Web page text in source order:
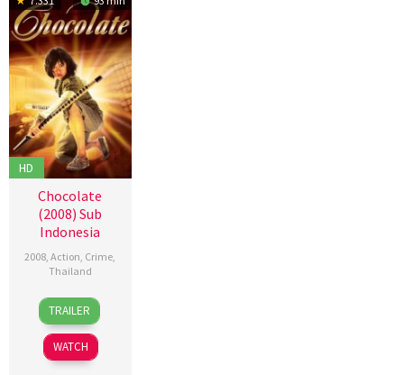
HD
Chocolate
(2008) Sub
Indonesia
2008,Action, Crime,
Thailand
7
Feb
2008
Prachya
Pinkaew
TRAILER
WATCH